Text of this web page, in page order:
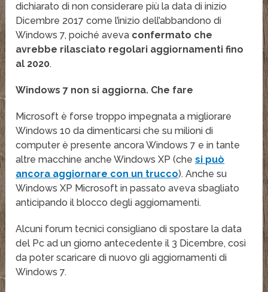
dichiarato di non considerare più la data di inizio
Dicembre 2017 come l’inizio dell’abbandono di
Windows 7, poiché aveva confermato che
avrebbe rilasciato regolari aggiornamenti fino
al 2020.
Windows 7 non si aggiorna. Che fare
Microsoft è forse troppo impegnata a migliorare
Windows 10 da dimenticarsi che su milioni di
computer è presente ancora Windows 7 e in tante
altre macchine anche Windows XP (chesi può
ancora aggiornare con un trucco). Anche su
Windows XP Microsoft in passato aveva sbagliato
anticipando il blocco degli aggiornamenti.
Alcuni forum tecnici consigliano di spostare la data
del Pc ad un giorno antecedente il 3 Dicembre, così
da poter scaricare di nuovo gli aggiornamenti di
Windows 7.